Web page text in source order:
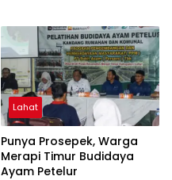
Lahat
Punya Prosepek, Warga
Merapi Timur Budidaya
Ayam Petelur